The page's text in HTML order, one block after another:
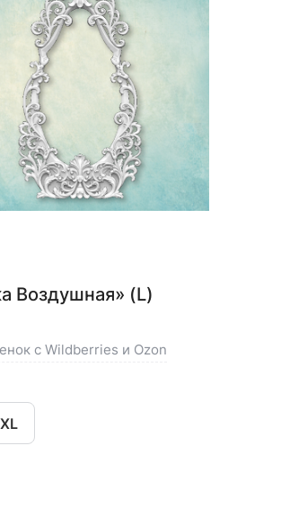
Воздушная» (L)
с Wildberries и Ozon
XL